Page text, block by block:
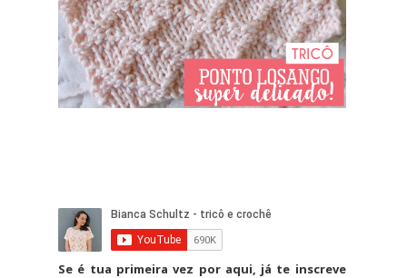
Se é tua primeira vez por aqui, já te inscreve